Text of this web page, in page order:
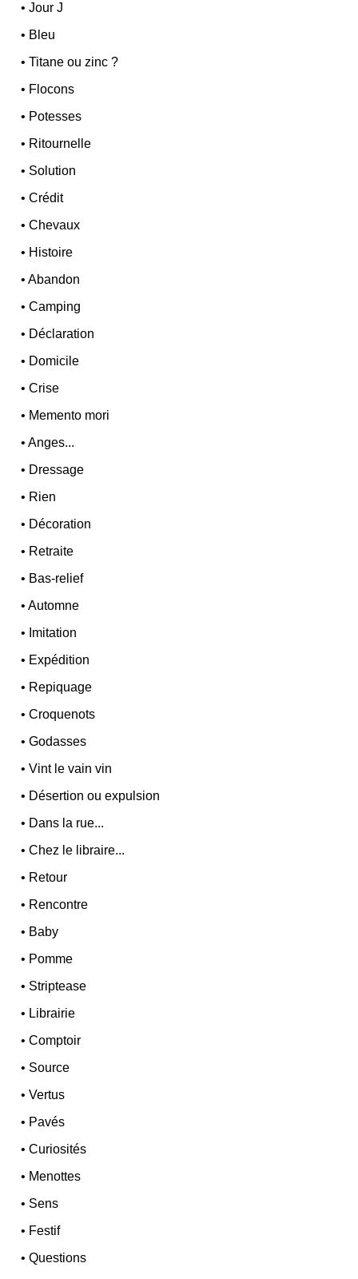
•Jour J
• Bleu
•Titane ou zinc ?
• Flocons
• Potesses
• Ritournelle
• Solution
•Crédit
•Chevaux
• Histoire
•Abandon
•Camping
• Déclaration
• Domicile
•Crise
• Memento mori
•Anges...
• Dressage
• Rien
• Décoration
• Retraite
• Bas-relief
•Automne
• Imitation
• Expédition
• Repiquage
•Croquenots
•Godasses
•Vint le vain vin
• Désertion ou expulsion
• Dans la rue...
•Chez le libraire...
• Retour
• Rencontre
• Baby
• Pomme
• Striptease
• Librairie
•Comptoir
• Source
•Vertus
• Pavés
•Curiosités
• Menottes
• Sens
• Festif
•Questions